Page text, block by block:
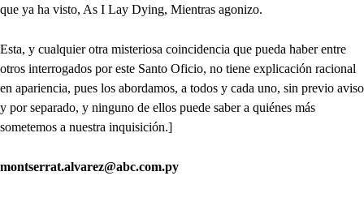
que ya ha visto, As I Lay Dying, Mientras agonizo.
Esta, y cualquier otra misteriosa coincidencia que pueda haber entre
otros interrogados por este Santo Oficio, no tiene explicación racional
en apariencia, pues los abordamos, a todos y cada uno, sin previo aviso
y por separado, y ninguno de ellos puede saber a quiénes más
sometemos a nuestra inquisición.]
montserrat.alvarez@abc.com.py